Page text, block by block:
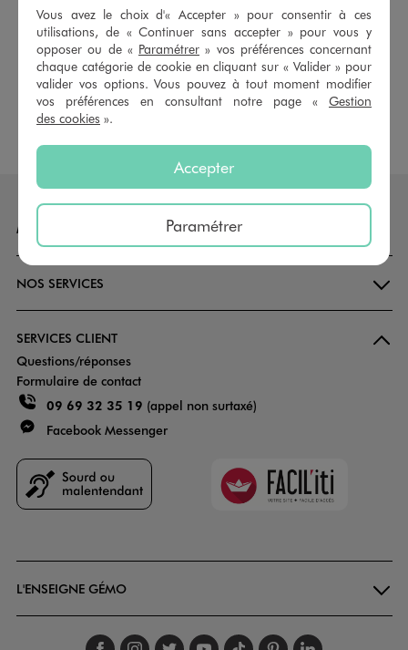
CONTACTEZ-NOUS
DEVENIR CLIENT GÉMO PRO
MON SHOPPING EN LIGNE
NOS SERVICES
SERVICES CLIENT
Questions/réponses
Formulaire de contact
09 69 32 35 19 (appel non surtaxé)
Facebook Messenger
Faciliti
L'ENSEIGNE GÉMO
Vous avez le choix d'« Accepter » pour consentir à ces
utilisations, de « Continuer sans accepter » pour vous y
opposer ou de « Paramétrer » vos préférences concernant
chaque catégorie de cookie en cliquant sur « Valider » pour
valider vos options. Vous pouvez à tout moment modifier
vos préférences en consultant notre page « Gestion
des cookies ».
Accepter
Paramétrer